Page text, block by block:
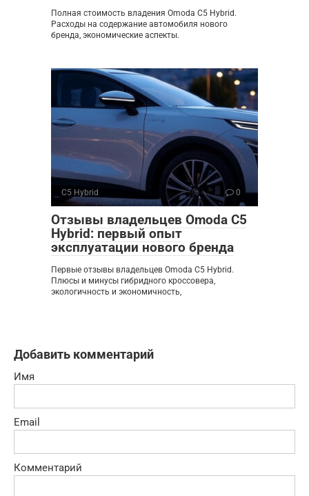
Полная стоимость владения Omoda C5 Hybrid.
Расходы на содержание автомобиля нового
бренда, экономические аспекты.
C5 Hybrid 0
Отзывы владельцев Omoda C5
Hybrid: первый опыт
эксплуатации нового бренда
Первые отзывы владельцев Omoda C5 Hybrid.
Плюсы и минусы гибридного кроссовера,
экологичность и экономичность,
Добавить комментарий
Имя
Email
Комментарий